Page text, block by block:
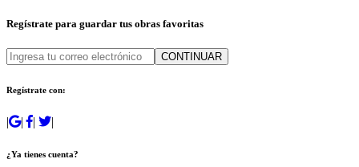
Regístrate para guardar tus obras favoritas
CONTINUAR
Regístrate con:
| | | |
¿Ya tienes cuenta?